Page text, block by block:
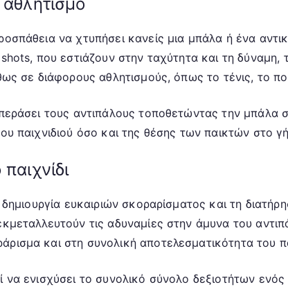
να χτυπήσει κανείς μια μπάλα ή ένα
που εστιάζουν στην ταχύτητα και τη δύναμη,
σε διάφορους αθλητισμούς, όπως το τένις, το
τους αντιπάλους τοποθετώντας την
παιχνιδιού όσο και της θέσης των παικτών στο
ευκαιριών σκοραρίσματος και τη
τις αδυναμίες στην άμυνα του
και στη συνολική αποτελεσματικότητα του
ενισχύσει το συνολικό σύνολο δεξιοτήτων